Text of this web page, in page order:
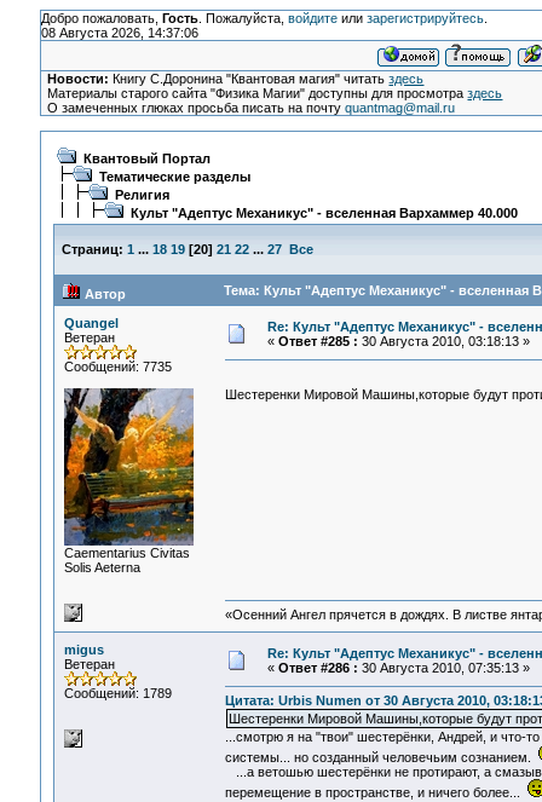
Добро пожаловать, Гость. Пожалуйста, войдитеили зарегистрируйтесь.
08 Августа 2026, 14:37:06
Новости: Книгу С.Доронина "Квантовая магия" читатьздесь
Материалы старого сайта "Физика Магии" доступны для просмотраздесь
О замеченных глюках просьба писать на почтуquantmag@mail.ru
Квантовый Портал
Тематические разделы
Религия
Культ "Адептус Механикус" - вселенная Вархаммер 40.000
Страниц: 1 ... 18 19[20] 21 22 ... 27 Все
Автор Тема: Культ "Адептус Механикус" - вселенная
Quangel
Ветеран
Сообщений: 7735
Сaementarius Civitas
Solis Aeterna
Re: Культ "Адептус Механикус" -
« Ответ #285 : 30 Августа 2010, 03:18:13 »
Шестеренки Мировой Машины,которые будут
«Осенний Ангел прячется в дождях. В листве
migus
Ветеран
Сообщений: 1789
Re: Культ "Адептус Механикус" -
« Ответ #286 : 30 Августа 2010, 07:35:13 »
Цитата: Urbis Numen от 30 Августа 2010,
Шестеренки Мировой Машины,которые будут
...смотрю я на "твои" шестерёнки, Андрей, и что-
системы... но созданный человечьим сознанием.
...а ветошью шестерёнки не протирают, а
перемещение в пространстве, и ничего более...